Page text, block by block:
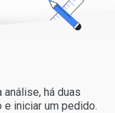
há duas
e iniciar um pedido.